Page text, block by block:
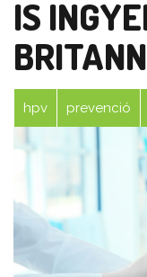
IS
hpv prevenció